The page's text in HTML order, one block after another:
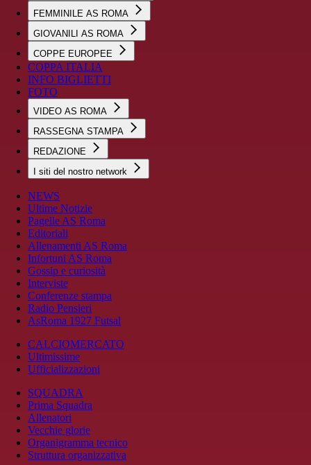
FEMMINILE AS ROMA
GIOVANILI AS ROMA
COPPE EUROPEE
COPPA ITALIA
INFO BIGLIETTI
FOTO
VIDEO AS ROMA
RASSEGNA STAMPA
REDAZIONE
I siti del nostro network
NEWS
Ultime Notizie
Pagelle AS Roma
Editoriali
Allenamenti AS Roma
Infortuni AS Roma
Gossip e curiosità
Interviste
Conferenze stampa
Radio Pensieri
AsRoma 1927 Futsal
CALCIOMERCATO
Ultimissime
Ufficializzazioni
SQUADRA
Prima Squadra
Allenatori
Vecchie glorie
Organigramma tecnico
Struttura organizzativa